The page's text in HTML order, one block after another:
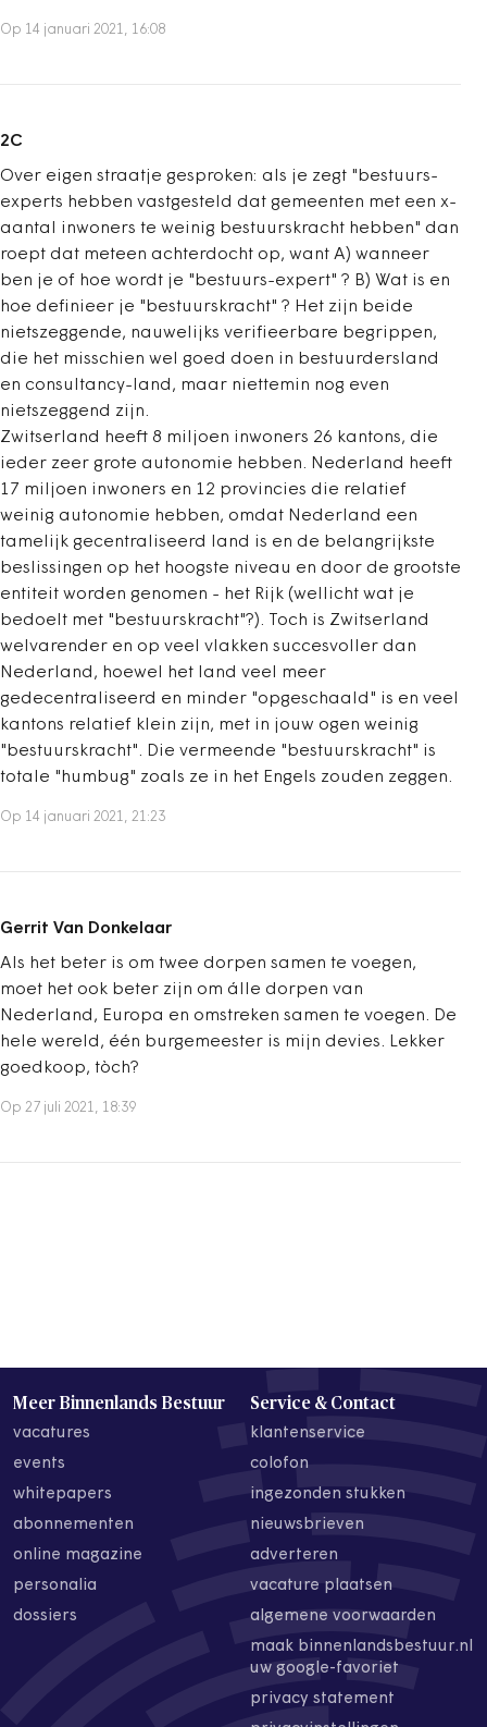
Op 14 januari 2021, 16:08
2C
Over eigen straatje gesproken: als je zegt "bestuurs-
experts hebben vastgesteld dat gemeenten met een x-
aantal inwoners te weinig bestuurskracht hebben" dan
roept dat meteen achterdocht op, want A) wanneer
ben je of hoe wordt je "bestuurs-expert" ? B) Wat is en
hoe definieer je "bestuurskracht" ? Het zijn beide
nietszeggende, nauwelijks verifieerbare begrippen,
die het misschien wel goed doen in bestuurdersland
en consultancy-land, maar niettemin nog even
nietszeggend zijn.
Zwitserland heeft 8 miljoen inwoners 26 kantons, die
ieder zeer grote autonomie hebben. Nederland heeft
17 miljoen inwoners en 12 provincies die relatief
weinig autonomie hebben, omdat Nederland een
tamelijk gecentraliseerd land is en de belangrijkste
beslissingen op het hoogste niveau en door de grootste
entiteit worden genomen - het Rijk (wellicht wat je
bedoelt met "bestuurskracht"?). Toch is Zwitserland
welvarender en op veel vlakken succesvoller dan
Nederland, hoewel het land veel meer
gedecentraliseerd en minder "opgeschaald" is en veel
kantons relatief klein zijn, met in jouw ogen weinig
"bestuurskracht". Die vermeende "bestuurskracht" is
totale "humbug" zoals ze in het Engels zouden zeggen.
Op 14 januari 2021, 21:23
Gerrit Van Donkelaar
Als het beter is om twee dorpen samen te voegen,
moet het ook beter zijn om álle dorpen van
Nederland, Europa en omstreken samen te voegen. De
hele wereld, één burgemeester is mijn devies. Lekker
goedkoop, tòch?
Op 27 juli 2021, 18:39
Meer Binnenlands Bestuur
vacatures
events
whitepapers
abonnementen
online magazine
personalia
dossiers
Service & Contact
klantenservice
colofon
ingezonden stukken
nieuwsbrieven
adverteren
vacature plaatsen
algemene voorwaarden
maak binnenlandsbestuur.nl
uw google-favoriet
privacy statement